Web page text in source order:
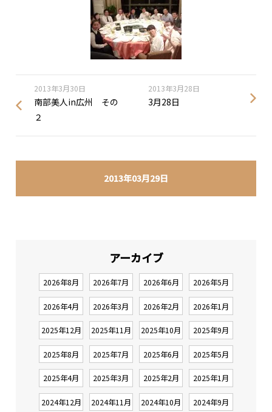
2013年03月29日
2013年3月30日
南部美人in広州 その
２
2013年3月28日
3月28日
アーカイブ
2026年8月 2026年7月 2026年6月 2026年5月
2026年4月 2026年3月 2026年2月 2026年1月
2025年12月 2025年11月 2025年10月 2025年9月
2025年8月 2025年7月 2025年6月 2025年5月
2025年4月 2025年3月 2025年2月 2025年1月
2024年12月 2024年11月 2024年10月 2024年9月